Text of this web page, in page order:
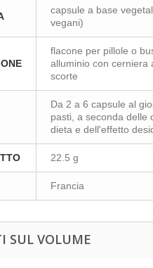
capsule a base
vegani)
flacone per pillole o
alluminio con cerniera
scorte
Da 2 a 6 capsule al
pasti, a seconda delle
dieta e dell'effetto
22.5 g
Francia
SUL VOLUME